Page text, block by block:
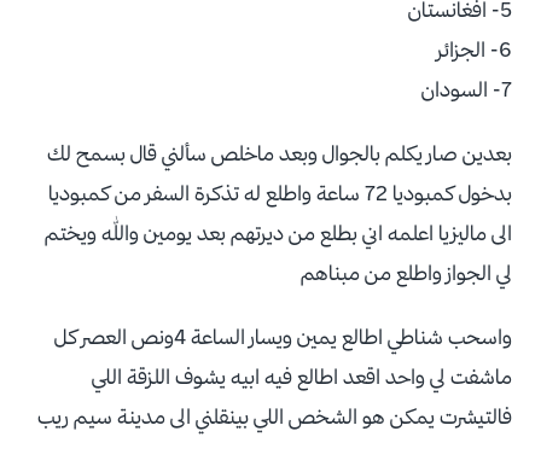
5- افغانستان
6- الجزائر
7- السودان
بعدين صار يكلم بالجوال وبعد ماخلص سألني قال بسمح لك
بدخول كمبوديا 72 ساعة واطلع له تذكرة السفر من كمبوديا
الى ماليزيا اعلمه اني بطلع من ديرتهم بعد يومين والله ويختم
لي الجواز واطلع من مبناهم
واسحب شناطي اطالع يمين ويسار الساعة 4ونص العصر كل
ماشفت لي واحد اقعد اطالع فيه ابيه يشوف اللزقة اللي
فالتيشرت يمكن هو الشخص اللي بينقلني الى مدينة سيم ريب